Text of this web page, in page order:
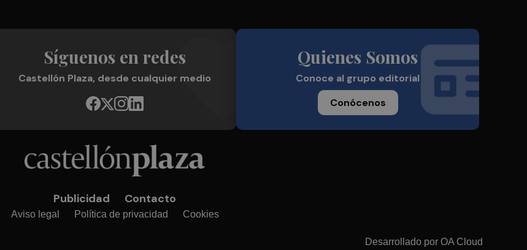
Síguenos en redes
Castellón Plaza, desde cualquier medio
Quienes Somos
Conoce al grupo editorial
Conócenos
Publicidad Contacto
Aviso legal Política de privacidad Cookies
Desarrollado por OA Cloud